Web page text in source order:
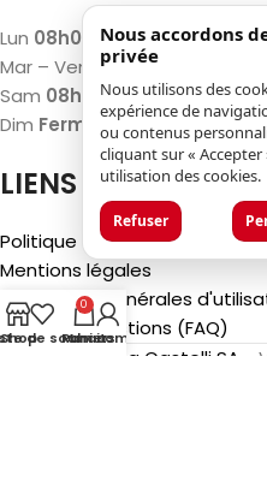
Lun 08h00 – 12h00 / 13h00 –
Mar – Ven
07h30 – 12h00 /
Sam 08h00 – 12h00 / 13h00
Dim Fermé
LIENS
Politique de confidentialité
Mentions légales
Conditions générales
Foire aux questions (FAQ)
Luca Castelli SA
-
Shopde souhaits
0
Panier
Mon compte
Nous accordons
privée
Nous utilisons des
expérience de
ou contenus
cliquant sur «
utilisation des cookies.
Refuser